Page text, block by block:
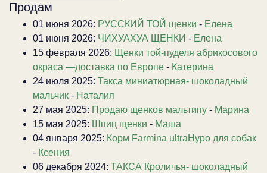
Продам
01 июня 2026: РУССКИЙ ТОЙ щенки - Елена
01 июня 2026: ЧИХУАХУА ЩЕНКИ - Елена
15 февраля 2026: Щенки той-пуделя абрикосового
окраса —доставка по Европе - Катерина
24 июля 2025: Такса миниатюрная- шоколадный
мальчик - Наталия
27 мая 2025: Продаю щенков мальтипу - Марина
15 мая 2025: Шпиц щенки - Маша
04 января 2025: Корм Farmina ultraHypo для собак
- Ксения
06 декабря 2024: ТАКСА Кроличья- шоколадный